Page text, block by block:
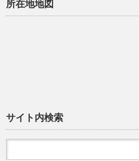
所在地地図
サイト内検索